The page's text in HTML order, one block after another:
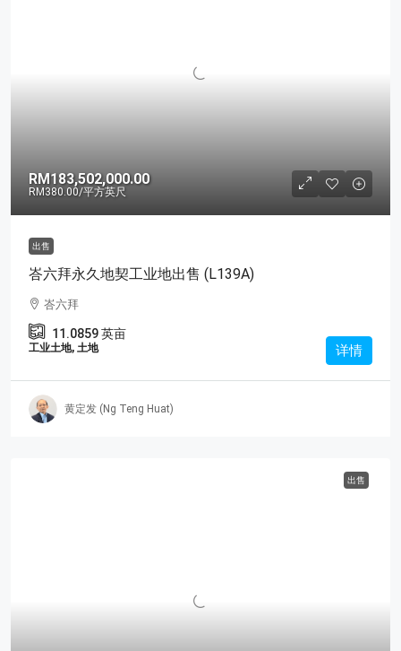
RM183,502,000.00
RM380.00/平方英尺
出售
峇六拜永久地契工业地出售 (L139A)
峇六拜
11.0859英亩
工业土地, 土地 详情
黄定发 (Ng Teng Huat)
出售